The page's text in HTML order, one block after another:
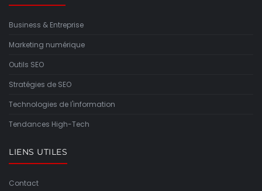
Business & Entreprise
Marketing numérique
Outils SEO
Stratégies de SEO
Technologies de l'information
Tendances High-Tech
LIENS UTILES
Contact